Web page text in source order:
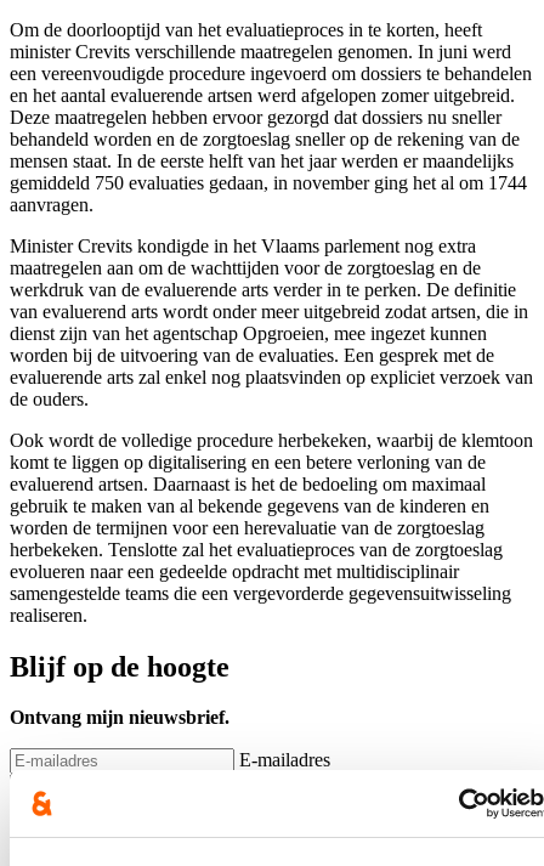
Om de doorlooptijd van het evaluatieproces in te korten, heeft
minister Crevits verschillende maatregelen genomen. In juni werd
een vereenvoudigde procedure ingevoerd om dossiers te behandelen
en het aantal evaluerende artsen werd afgelopen zomer uitgebreid.
Deze maatregelen hebben ervoor gezorgd dat dossiers nu sneller
behandeld worden en de zorgtoeslag sneller op de rekening van de
mensen staat. In de eerste helft van het jaar werden er maandelijks
gemiddeld 750 evaluaties gedaan, in november ging het al om 1744
aanvragen.
Minister Crevits kondigde in het Vlaams parlement nog extra
maatregelen aan om de wachttijden voor de zorgtoeslag en de
werkdruk van de evaluerende arts verder in te perken. De definitie
van evaluerend arts wordt onder meer uitgebreid zodat artsen, die in
dienst zijn van het agentschap Opgroeien, mee ingezet kunnen
worden bij de uitvoering van de evaluaties. Een gesprek met de
evaluerende arts zal enkel nog plaatsvinden op expliciet verzoek van
de ouders.
Ook wordt de volledige procedure herbekeken, waarbij de klemtoon
komt te liggen op digitalisering en een betere verloning van de
evaluerend artsen. Daarnaast is het de bedoeling om maximaal
gebruik te maken van al bekende gegevens van de kinderen en
worden de termijnen voor een herevaluatie van de zorgtoeslag
herbekeken. Tenslotte zal het evaluatieproces van de zorgtoeslag
evolueren naar een gedeelde opdracht met multidisciplinair
samengestelde teams die een vergevorderde gegevensuitwisseling
realiseren.
Blijf op de hoogte
Ontvang mijn nieuwsbrief.
E-mailadres